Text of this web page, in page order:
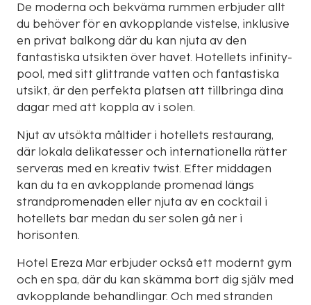
De moderna och bekväma rummen erbjuder allt
du behöver för en avkopplande vistelse, inklusive
en privat balkong där du kan njuta av den
fantastiska utsikten över havet. Hotellets infinity-
pool, med sitt glittrande vatten och fantastiska
utsikt, är den perfekta platsen att tillbringa dina
dagar med att koppla av i solen.
Njut av utsökta måltider i hotellets restaurang,
där lokala delikatesser och internationella rätter
serveras med en kreativ twist. Efter middagen
kan du ta en avkopplande promenad längs
strandpromenaden eller njuta av en cocktail i
hotellets bar medan du ser solen gå ner i
horisonten.
Hotel Ereza Mar erbjuder också ett modernt gym
och en spa, där du kan skämma bort dig själv med
avkopplande behandlingar. Och med stranden